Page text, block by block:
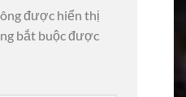
được hiển thị
bắt buộc được